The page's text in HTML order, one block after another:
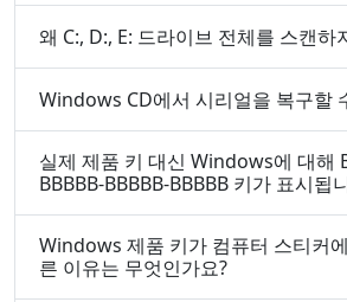
왜 C:, D:, E: 드라이브 전체를 스캔하
Windows CD에서 시리얼을 복구할
실제 제품 키 대신 Windows에 대해
BBBBB-BBBBB-BBBBB 키가 표시됩
Windows 제품 키가 컴퓨터 스티커
른 이유는 무엇인가요?